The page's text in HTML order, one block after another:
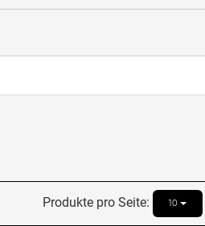
Produkte pro Seite: 10